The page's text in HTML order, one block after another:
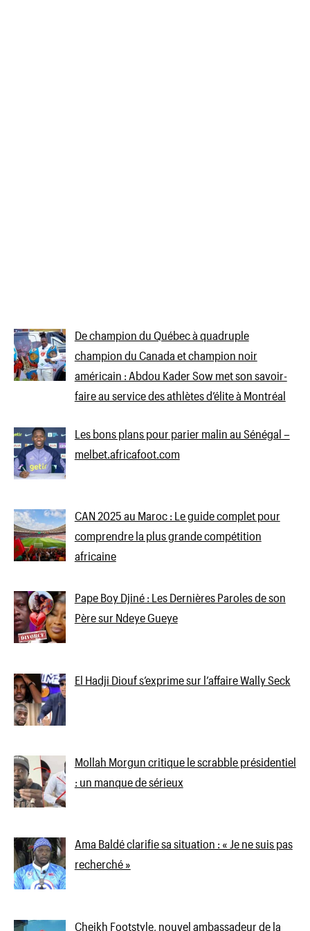
De champion du Québec à quadruple
champion du Canada et champion noir
américain : Abdou Kader Sow met son savoir-
faire au service des athlètes d’élite à Montréal
Les bons plans pour parier malin au Sénégal –
melbet.africafoot.com
CAN 2025 au Maroc : Le guide complet pour
comprendre la plus grande compétition
africaine
Pape Boy Djiné : Les Dernières Paroles de son
Père sur Ndeye Gueye
El Hadji Diouf s’exprime sur l’affaire Wally Seck
Mollah Morgun critique le scrabble présidentiel
: un manque de sérieux
Ama Baldé clarifie sa situation : « Je ne suis pas
recherché »
Cheikh Footstyle, nouvel ambassadeur de la